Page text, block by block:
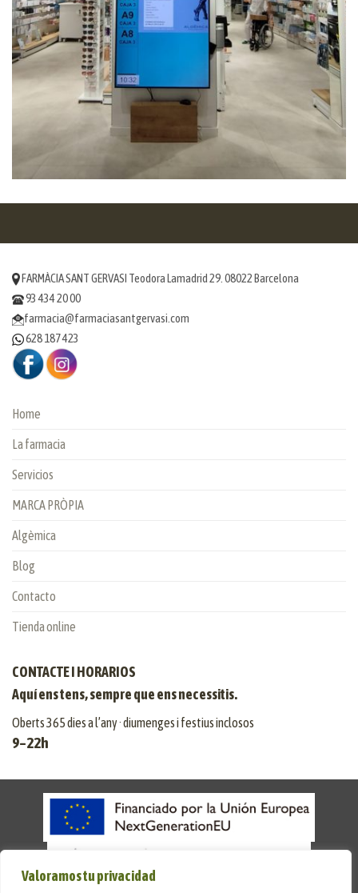
Valoramos tu privacidad
FARMÀCIA SANT GERVASI Teodora Lamadrid 29. 08022 Barcelona
93 434 20 00
farmacia@farmaciasantgervasi.com
628 187 423
Home
La farmacia
Servicios
MARCA PRÒPIA
Algèmica
Blog
Contacto
Tienda online
CONTACTE I HORARIOS
Aquí ens tens, sempre que ens necessitis.
Oberts 365 dies a l’any · diumenges i festius inclosos
9–22h